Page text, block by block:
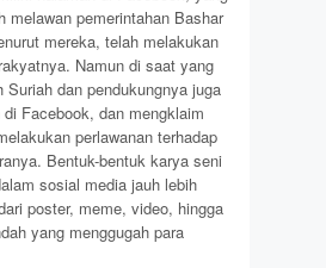
melawan pemerintahan Bashar
mereka, telah melakukan
Namun di saat yang
Suriah dan pendukungnya juga
Facebook, dan mengklaim
perlawanan terhadap
Bentuk-bentuk karya seni
sosial media jauh lebih
poster, meme, video, hingga
yang menggugah para